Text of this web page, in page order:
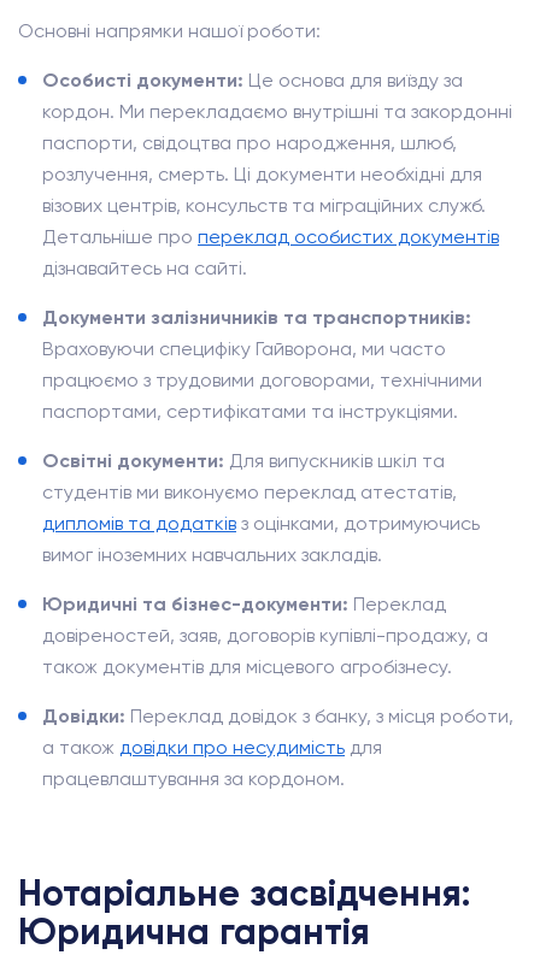
Основні напрямки нашої роботи:
Особисті документи: Це основа для виїзду за
кордон. Ми перекладаємо внутрішні та закордонні
паспорти, свідоцтва про народження, шлюб,
розлучення, смерть. Ці документи необхідні для
візових центрів, консульств та міграційних служб.
Детальніше про переклад особистих документів
дізнавайтесь на сайті.
Документи залізничників та транспортників:
Враховуючи специфіку Гайворона, ми часто
працюємо з трудовими договорами, технічними
паспортами, сертифікатами та інструкціями.
Освітні документи: Для випускників шкіл та
студентів ми виконуємо переклад атестатів,
дипломів та додатків з оцінками, дотримуючись
вимог іноземних навчальних закладів.
Юридичні та бізнес-документи: Переклад
довіреностей, заяв, договорів купівлі-продажу, а
також документів для місцевого агробізнесу.
Довідки: Переклад довідок з банку, з місця роботи,
а також довідки про несудимість для
працевлаштування за кордоном.
Нотаріальне засвідчення:
Юридична гарантія